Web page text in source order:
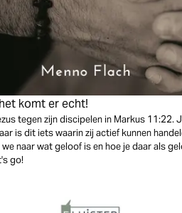
komt er echt!
tegen zijn discipelen in Markus 11:22.
is dit iets waarin zij actief kunnen
naar wat geloof is en hoe je daar als
go!